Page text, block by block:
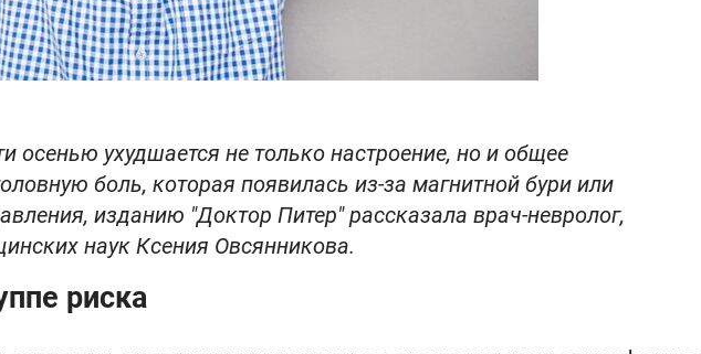
осенью ухудшается не только настроение, но и общее
боль, которая появилась из-за магнитной бури или
изданию "Доктор Питер" рассказала врач-невролог,
наук Ксения Овсянникова.
риска